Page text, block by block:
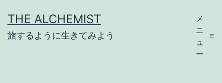
ン
テ
THE ALCHEMIST
旅するように生きてみよう
メ
ニ
ュ
ー